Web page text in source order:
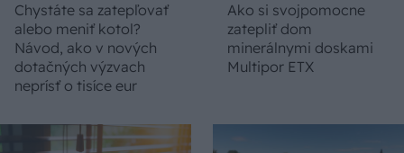
Chystáte sa zatepľovať
alebo meniť kotol?
Návod, ako v nových
dotačných výzvach
neprísť o tisíce eur
Ako si svojpomocne
zatepliť dom
minerálnymi doskami
Multipor ETX